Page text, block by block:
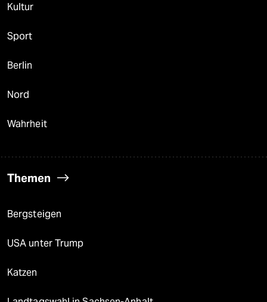
Kultur
Sport
Berlin
Nord
Wahrheit
Themen
Bergsteigen
USA unter Trump
Katzen